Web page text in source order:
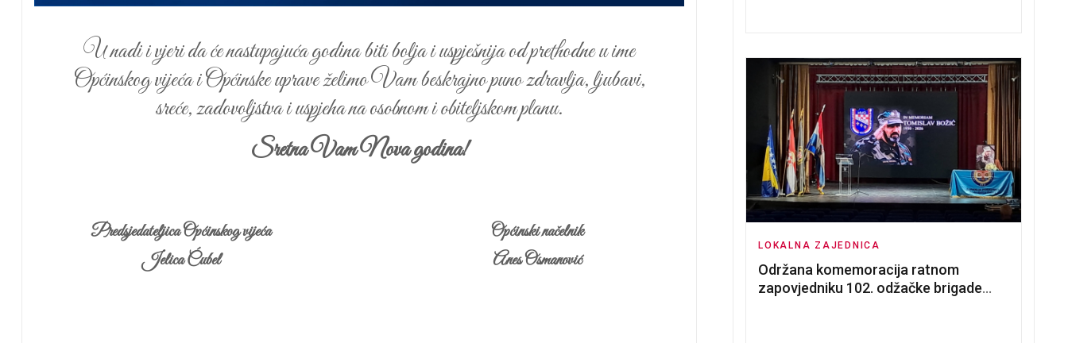
U nadi i vjeri da će nastupajuća godina biti bolja i uspješnija od prethodne u ime
Općinskog vijeća i Općinske uprave želimo Vam beskrajno puno zdravlja, ljubavi,
sreće, zadovoljstva i uspjeha na osobnom i obiteljskom planu.
Sretna Vam Nova godina!
Predsjedateljica Općinskog vijeća
Jelica Ćubel
Općinski načelnik
Anes Osmanović
LOKALNA ZAJEDNICA
Održana komemoracija ratnom
zapovjedniku 102. odžačke brigade